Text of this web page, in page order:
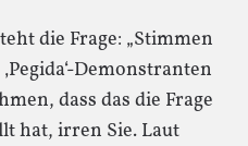
die Frage: „Stimmen
Demonstranten
dass das die Frage
hat, irren Sie. Laut